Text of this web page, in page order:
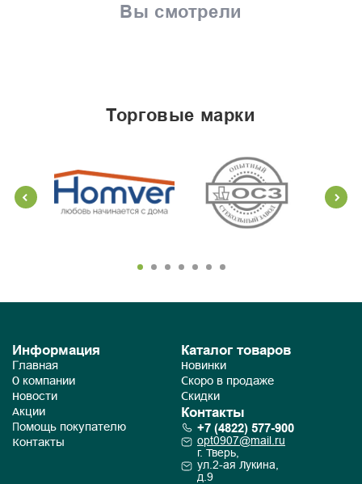
Вы смотрели
торговые марки
Информация
Главная
О компании
Новости
Акции
Помощь покупателю
Контакты
Каталог товаров
Новинки
Скоро в продаже
Скидки
Контакты
+7 (4822) 577-900
opt0907@mail.ru
г. Тверь,
ул.2-ая Лукина,
д.9